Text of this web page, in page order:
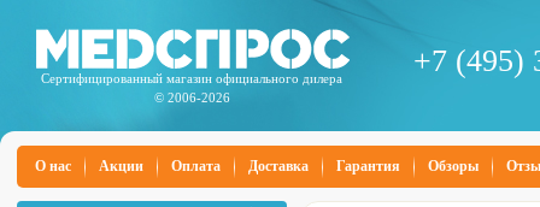
Сертифицированный магазин официального дилера
© 2006-2026
+7 (495)
О нас Акции Оплата Доставка Гарантия Обзоры